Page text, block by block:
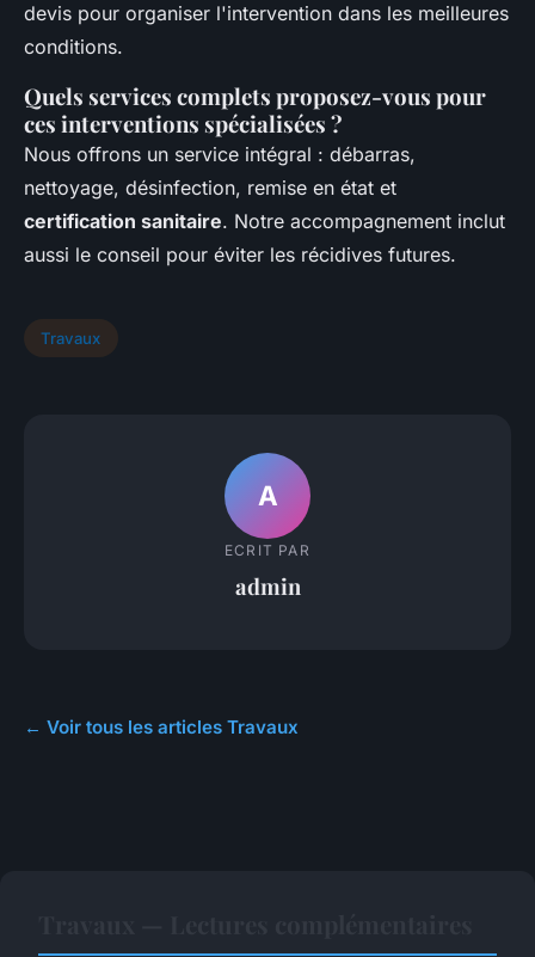
devis pour organiser l'intervention dans les meilleures
conditions.
Quels services complets proposez-vous pour
ces interventions spécialisées ?
Nous offrons un service intégral : débarras,
nettoyage, désinfection, remise en état et
certification sanitaire. Notre accompagnement inclut
aussi le conseil pour éviter les récidives futures.
Travaux
A
ECRIT PAR
admin
← Voir tous les articles Travaux